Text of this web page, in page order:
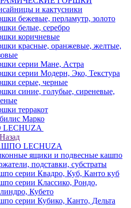
и кактусники
бежевые, перламутр, золото
белые, серебро
коричневые
красные, оранжевые, желтые,
серии Мане, Астра
серии Модерн, Эко, Текстура
серые, черные
синие, голубые, сиреневые,
терракот
Марко
Назад
LECHUZA
ящики и подвесные кашпо
подставки, субстраты
серии Квадро, Куб, Канто куб
серии Классико, Рондо,
Кубето
серии Кубико, Канто, Дельта